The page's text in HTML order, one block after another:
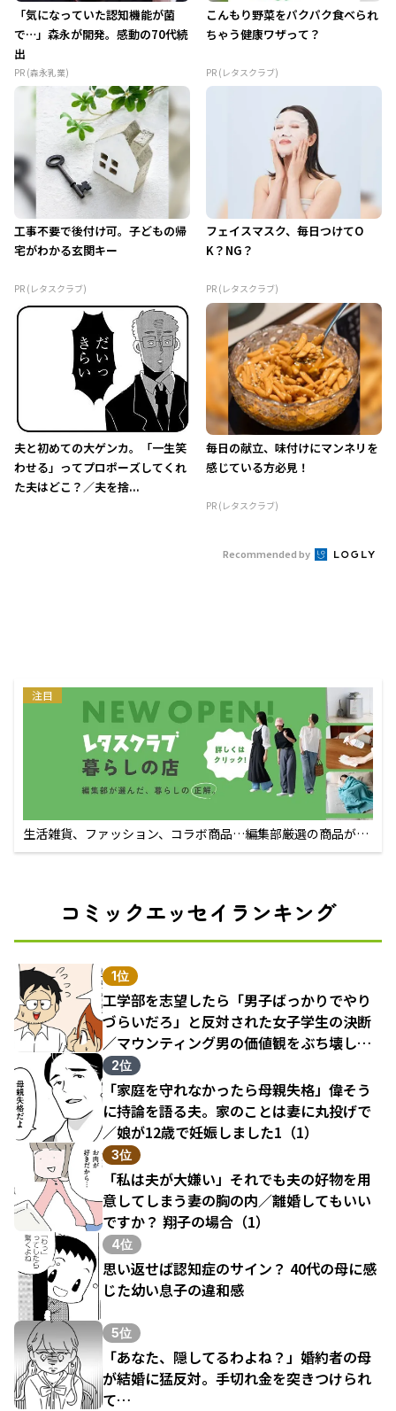
「気になっていた認知機能が菌
で…」森永が開発。感動の70代続
出
PR (森永乳業)
こんもり野菜をパクパク食べられ
ちゃう健康ワザって？
PR (レタスクラブ)
工事不要で後付け可。子どもの帰
宅がわかる玄関キー
PR (レタスクラブ)
フェイスマスク、毎日つけてO
K？NG？
PR (レタスクラブ)
夫と初めての大ゲンカ。「一生笑
わせる」ってプロポーズしてくれ
た夫はどこ？／夫を捨...
毎日の献立、味付けにマンネリを
感じている方必見！
PR (レタスクラブ)
Recommended by
注目
生活雑貨、ファッション、コラボ商品…編集部厳選の商品が買
えるECサイト
コミックエッセイランキング
1位
工学部を志望したら「男子ばっかりでやり
づらいだろ」と反対された女子学生の決断
／マウンティング男の価値観をぶち壊した
結果（1）
2位
「家庭を守れなかったら母親失格」偉そう
に持論を語る夫。家のことは妻に丸投げで
／娘が12歳で妊娠しました1（1）
3位
「私は夫が大嫌い」それでも夫の好物を用
意してしまう妻の胸の内／離婚してもいい
ですか？ 翔子の場合（1）
4位
思い返せば認知症のサイン？ 40代の母に感
じた幼い息子の違和感
5位
「あなた、隠してるわよね？」婚約者の母
が結婚に猛反対。手切れ金を突きつけられ
て…